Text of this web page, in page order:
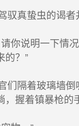
真蛰虫的谒者
你说明一下情
的？”
们隔着玻璃墙倒
握着镇暴枪的